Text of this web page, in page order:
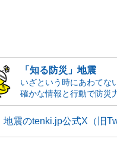
「知る防災」地震
いざという時にあわてな
確かな情報と行動で防災
地震のtenki.jp公式X（旧